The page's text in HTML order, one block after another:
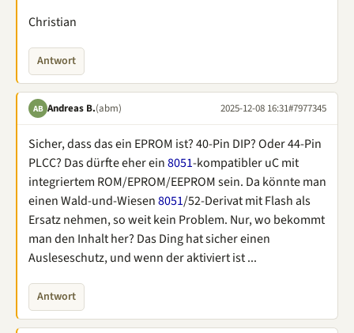
Christian
Antwort
AB Andreas B.(abm) 2025-12-08 16:31#7977345
Sicher, dass das ein EPROM ist? 40-Pin DIP? Oder 44-Pin
PLCC? Das dürfte eher ein8051-kompatibler uC mit
integriertem ROM/EPROM/EEPROM sein. Da könnte man
einen Wald-und-Wiesen8051/52-Derivat mit Flash als
Ersatz nehmen, so weit kein Problem. Nur, wo bekommt
man den Inhalt her? Das Ding hat sicher einen
Ausleseschutz, und wenn der aktiviert ist ...
Antwort